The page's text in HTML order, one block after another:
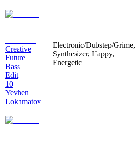
Creative
Future
Bass
Edit
10
Yevhen
Lokhmatov
Electronic/Dubstep/Grime,
Synthesizer, Happy,
Energetic